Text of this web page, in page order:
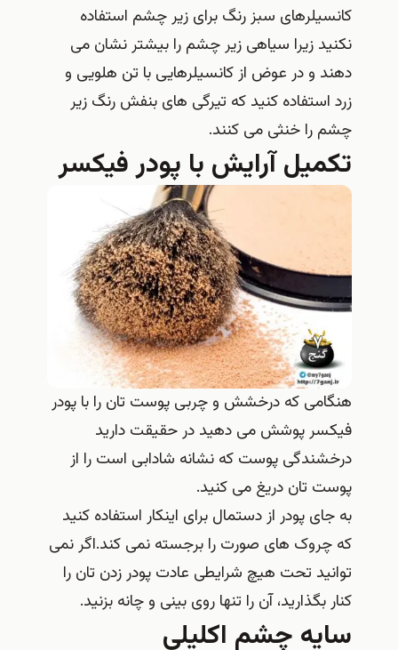
کانسیلرهای سبز رنگ برای زیر چشم استفاده
نکنید زیرا سیاهی زیر چشم را بیشتر نشان می
دهند و در عوض از کانسیلرهایی با تن هلویی و
زرد استفاده کنید که تیرگی های بنفش رنگ زیر
چشم را خنثی می کنند.
تکمیل آرایش با پودر فیکسر
هنگامی که درخشش و چربی پوست تان را با پودر
فیکسر پوشش می دهید در حقیقت دارید
درخشندگی پوست که نشانه شادابی است را از
پوست تان دریغ می کنید.
به جای پودر از دستمال برای اینکار استفاده کنید
که چروک های صورت را برجسته نمی کند.اگر نمی
توانید تحت هیچ شرایطی عادت پودر زدن تان را
کنار بگذارید، آن را تنها روی بینی و چانه بزنید.
سایه چشم اکلیلی